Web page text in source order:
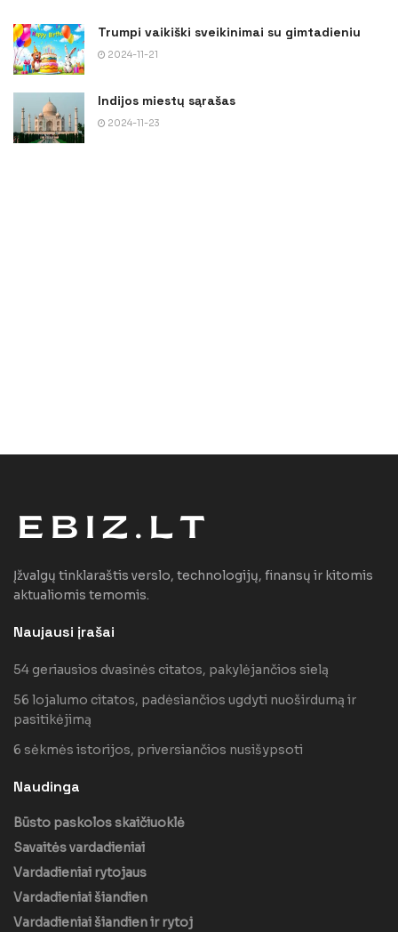
Trumpi vaikiški sveikinimai su gimtadieniu
2024-11-21
Indijos miestų sąrašas
2024-11-23
Įžvalgų tinklaraštis verslo, technologijų, finansų ir kitomis
aktualiomis temomis.
Naujausi įrašai
54 geriausios dvasinės citatos, pakylėjančios sielą
56 lojalumo citatos, padėsiančios ugdyti nuoširdumą ir
pasitikėjimą
6 sėkmės istorijos, priversiančios nusišypsoti
Naudinga
Būsto paskolos skaičiuoklė
Savaitės vardadieniai
Vardadieniai rytojaus
Vardadieniai šiandien
Vardadieniai šiandien ir rytoj